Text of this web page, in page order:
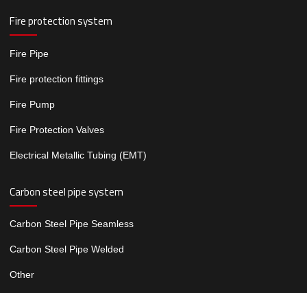
Fire protection system
Fire Pipe
Fire protection fittings
Fire Pump
Fire Protection Valves
Electrical Metallic Tubing (EMT)
Carbon steel pipe system
Carbon Steel Pipe Seamless
Carbon Steel Pipe Welded
Other